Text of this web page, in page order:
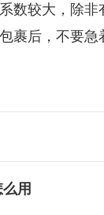
数较大，除非
裹后，不要
用